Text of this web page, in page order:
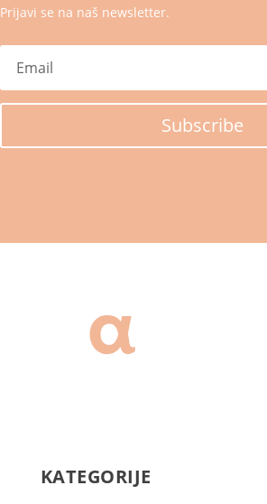
Prijavi se na naš newsletter.
Subscribe
KATEGORIJE